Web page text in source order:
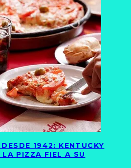
1942: KENTUCKY
LA PIZZA FIEL A SU